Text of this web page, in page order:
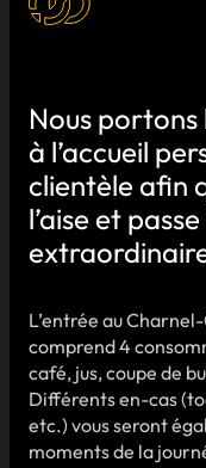
Nous
à l’accueil
clientèle afin
l’aise et
L’entrée au
comprend 4
café, jus, coupe de
Différents en-cas
etc.) vous seront
moments de la